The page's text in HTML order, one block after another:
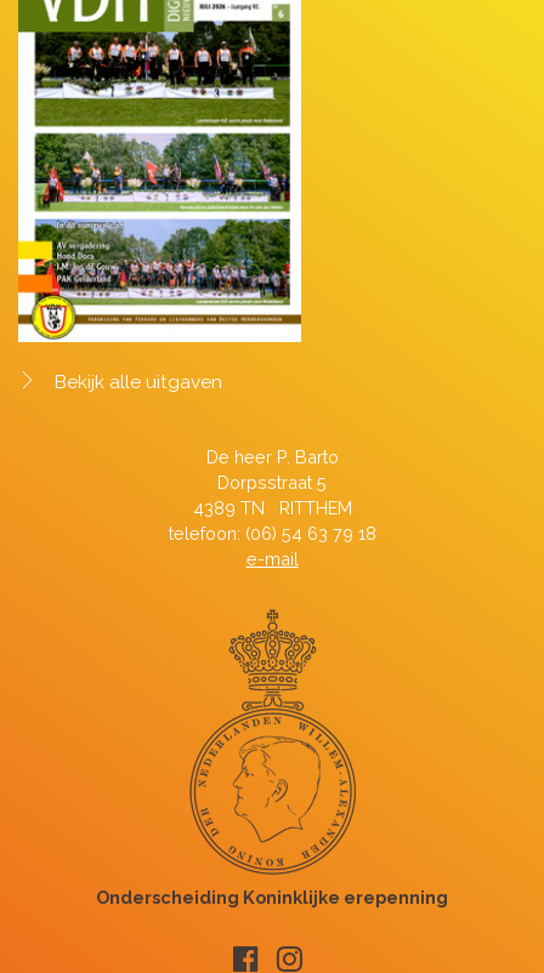
Bekijk alle uitgaven
De heer P. Barto
Dorpsstraat 5
4389 TN RITTHEM
telefoon: (06) 54 63 79 18
e-mail